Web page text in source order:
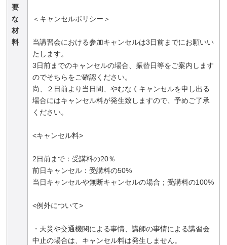
要
な
材
料
＜キャンセルポリシー＞
当講習会における参加キャンセルは3日前までにお願いい
たします。
3日前までのキャンセルの場合、振替日等をご案内します
のでそちらをご確認ください。
尚、２日前より当日間、やむなくキャンセルを申し出る
場合にはキャンセル料が発生致しますので、予めご了承
ください。
<キャンセル料>
2日前まで：受講料の20％
前日キャンセル：受講料の50%
当日キャンセルや無断キャンセルの場合；受講料の100%
<例外について>
・天災や交通機関による事情、講師の事情による講習会
中止の場合は、キャンセル料は発生しません。